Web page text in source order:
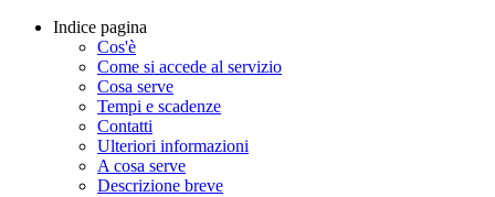
Indice pagina
Cos'è
Come si accede al servizio
Cosa serve
Tempi e scadenze
Contatti
Ulteriori informazioni
A cosa serve
Descrizione breve